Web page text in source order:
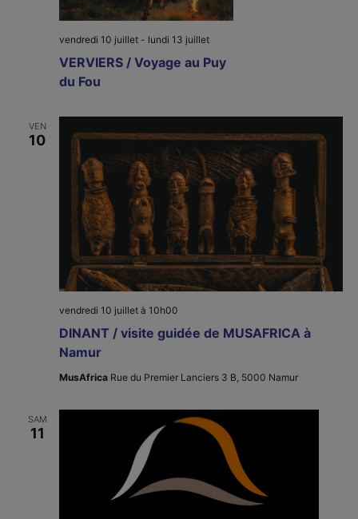
VERVIERS / Voyage au Puy
du Fou
vendredi 10 juillet- lundi 13 juillet
VEN
10
DINANT / visite guidée de MUSAFRICA à
Namur
vendredi 10 juillet à 10h00
MusAfrica Rue du Premier Lanciers 3 B, 5000 Namur
SAM
11